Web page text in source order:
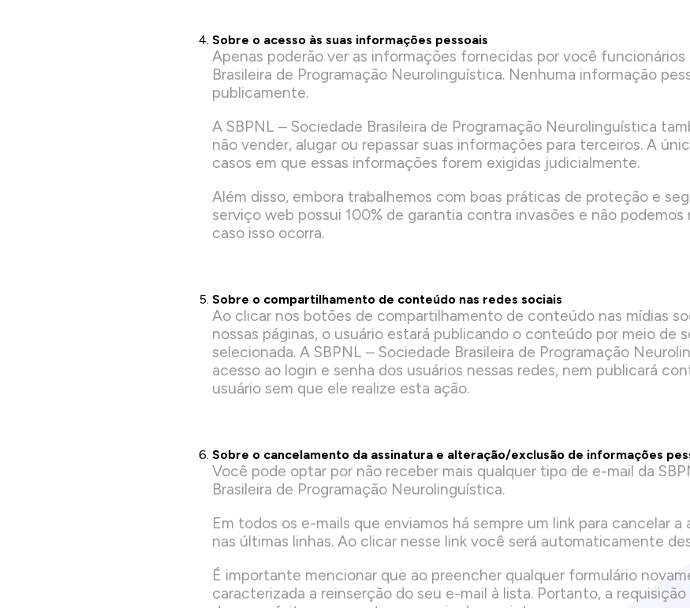
Sobre o acesso às suas informações pessoais
Apenas poderão ver as informações fornecidas por você funcionários
Brasileira de Programação Neurolinguística. Nenhuma informação
publicamente.
A SBPNL – Sociedade Brasileira de Programação Neurolinguística
não vender, alugar ou repassar suas informações para terceiros. A
casos em que essas informações forem exigidas judicialmente.
Além disso, embora trabalhemos com boas práticas de proteção e
serviço web possui 100% de garantia contra invasões e não podemos
caso isso ocorra.
Sobre o compartilhamento de conteúdo nas redes sociais
Ao clicar nos botões de compartilhamento de conteúdo nas mídias
nossas páginas, o usuário estará publicando o conteúdo por meio de
selecionada. A SBPNL – Sociedade Brasileira de Programação
acesso ao login e senha dos usuários nessas redes, nem publicará
usuário sem que ele realize esta ação.
Sobre o cancelamento da assinatura e alteração/exclusão de informações
Você pode optar por não receber mais qualquer tipo de e-mail da
Brasileira de Programação Neurolinguística.
Em todos os e-mails que enviamos há sempre um link para cancelar a
nas últimas linhas. Ao clicar nesse link você será automaticamente
É importante mencionar que ao preencher qualquer formulário
caracterizada a reinserção do seu e-mail à lista. Portanto, a